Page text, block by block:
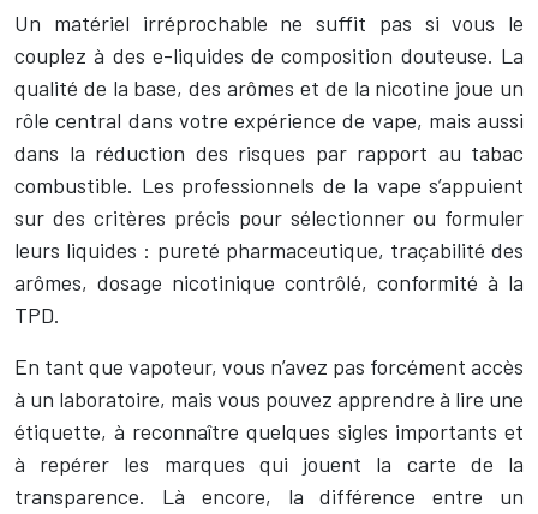
Un matériel irréprochable ne suffit pas si vous le
couplez à des e-liquides de composition douteuse. La
qualité de la base, des arômes et de la nicotine joue un
rôle central dans votre expérience de vape, mais aussi
dans la réduction des risques par rapport au tabac
combustible. Les professionnels de la vape s’appuient
sur des critères précis pour sélectionner ou formuler
leurs liquides : pureté pharmaceutique, traçabilité des
arômes, dosage nicotinique contrôlé, conformité à la
TPD.
En tant que vapoteur, vous n’avez pas forcément accès
à un laboratoire, mais vous pouvez apprendre à lire une
étiquette, à reconnaître quelques sigles importants et
à repérer les marques qui jouent la carte de la
transparence. Là encore, la différence entre un